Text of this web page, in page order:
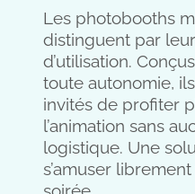
Les photobooths
distinguent par
d’utilisation.
toute autonomie,
invités de profiter
l’animation sans
logistique. Une
s’amuser